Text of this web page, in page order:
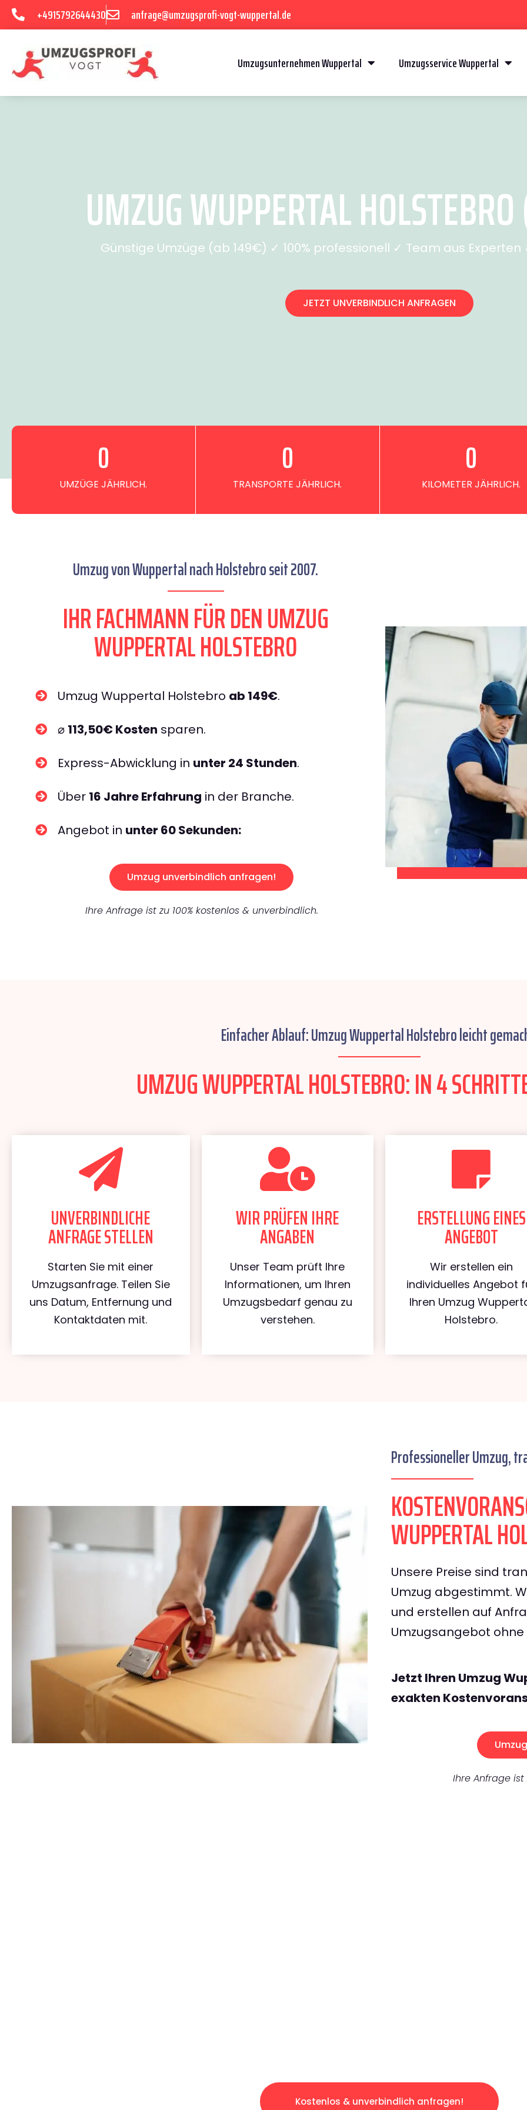
+4915792644430 anfrage@umzugsprofi-vogt-wuppertal.de
Umzugsunternehmen Wuppertal Umzugsservice Wuppertal
UMZUG WUPPERTAL
Günstige Umzüge (ab 149€) ✓ 100% professionell ✓ Team aus
JETZT UNVERBINDLICH ANFRAGEN
UMZÜGE JÄHRLICH.
0
TRANSPORTE JÄHRLICH.
0
KILOMETER JÄHRLICH.
0
Umzug von Wuppertal nach Holstebro seit 2007.
IHR FACHMANN FÜR DEN UMZUG
WUPPERTAL HOLSTEBRO
Umzug Wuppertal Holstebro ab 149€.
⌀ 113,50€ Kosten sparen.
Express-Abwicklung in unter 24 Stunden.
Über 16 Jahre Erfahrung in der Branche.
Angebot in unter 60 Sekunden:
Umzug unverbindlich anfragen!
Ihre Anfrage ist zu 100% kostenlos & unverbindlich.
Einfacher Ablauf: Umzug Wuppertal Holstebro leicht
UMZUG WUPPERTAL HOLSTEBRO: IN 4
UNVERBINDLICHE
ANFRAGE STELLEN
Starten Sie mit einer
Umzugsanfrage. Teilen Sie
uns Datum, Entfernung und
Kontaktdaten mit.
WIR PRÜFEN IHRE
ANGABEN
Unser Team prüft Ihre
Informationen, um Ihren
Umzugsbedarf genau zu
verstehen.
ERSTELLUNG EINES
ANGEBOT
Wir erstellen ein
individuelles Angebot
Ihren Umzug
Holstebro.
Professioneller Umzug,
WUPPERTAL
Unsere Preise sind
Umzug abgestimmt.
und erstellen auf
Umzugsangebot
Jetzt Ihren Umzug
exakten
Ihre Anfrage ist
Kostenlos & unverbindlich anfragen!